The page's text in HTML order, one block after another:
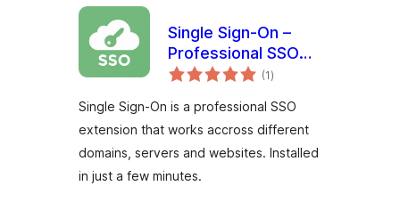
Single Sign-On –
Professional SSO
solution for (1個
の
価
)
Single Sign-On is a professional SSO
extension that works accross different
domains, servers and websites. Installed
in just a few minutes.